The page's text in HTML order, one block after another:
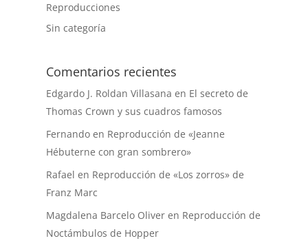
Reproducciones
Sin categoría
Comentarios recientes
Edgardo J. Roldan Villasana en El secreto de
Thomas Crown y sus cuadros famosos
Fernando en Reproducción de «Jeanne
Hébuterne con gran sombrero»
Rafael en Reproducción de «Los zorros» de
Franz Marc
Magdalena Barcelo Oliver en Reproducción de
Noctámbulos de Hopper